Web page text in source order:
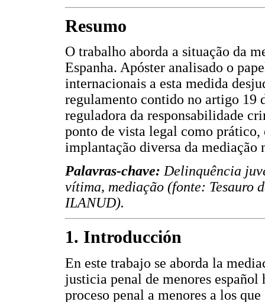
Resumo
O trabalho aborda a situação da
Espanha. Apóster analisado o
internacionais a esta medida
regulamento contido no artigo 19
reguladora da responsabilidade
ponto de vista legal como
implantação diversa da mediação
Palavras-chave: Delinquência
vítima, mediação (fonte:
ILANUD).
1. Introducción
En este trabajo se aborda la
justicia penal de menores
proceso penal a menores a los